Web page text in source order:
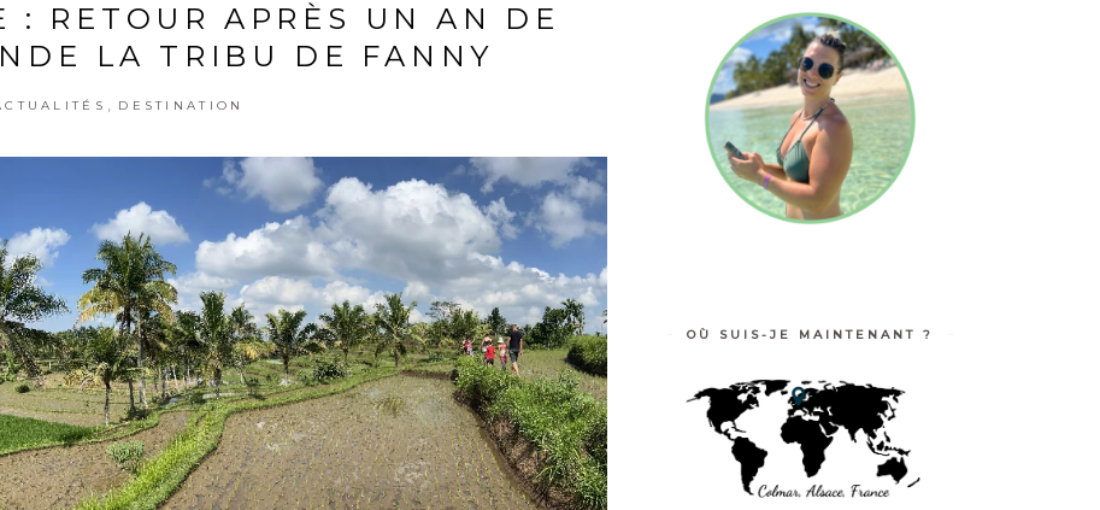
: RETOUR APRÈS UN AN DE
LA TRIBU DE FANNY
DESTINATION
OÙ SUIS-JE MAINTENANT ?